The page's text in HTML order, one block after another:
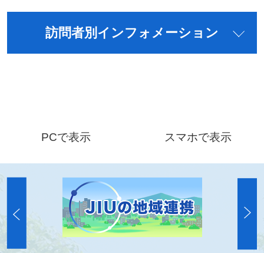
訪問者別インフォメーション
PCで表示 スマホで表示